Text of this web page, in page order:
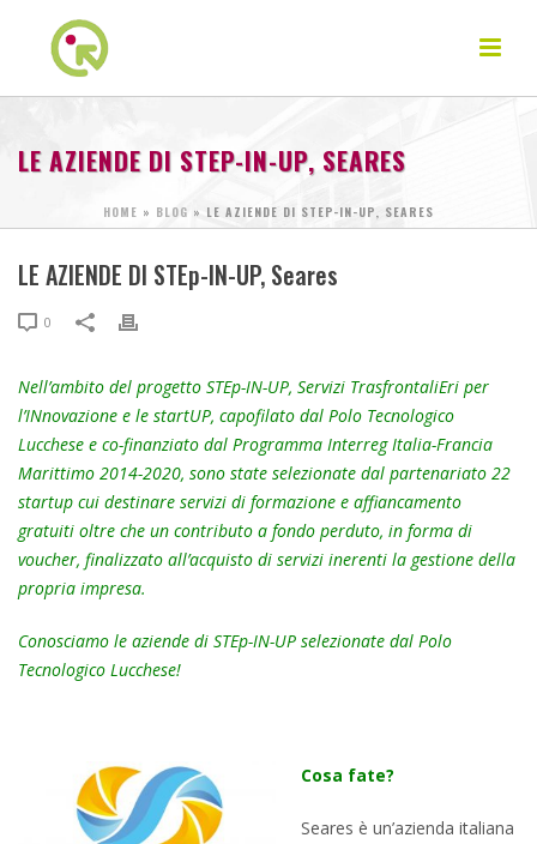
LE AZIENDE DI STEP-IN-UP, SEARES
HOME » BLOG » LE AZIENDE DI STEP-IN-UP, SEARES
LE AZIENDE DI STEp-IN-UP, Seares
0
Nell’ambito del progetto STEp-IN-UP, Servizi TrasfrontaliEri per
l’INnovazione e le startUP, capofilato dal Polo Tecnologico
Lucchese e co-finanziato dal Programma Interreg Italia-Francia
Marittimo 2014-2020, sono state selezionate dal partenariato 22
startup cui destinare servizi di formazione e affiancamento
gratuiti oltre che un contributo a fondo perduto, in forma di
voucher, finalizzato all’acquisto di servizi inerenti la gestione della
propria impresa.
Conosciamo le aziende di STEp-IN-UP selezionate dal Polo
Tecnologico Lucchese!
Cosa fate?
Seares è un’azienda italiana